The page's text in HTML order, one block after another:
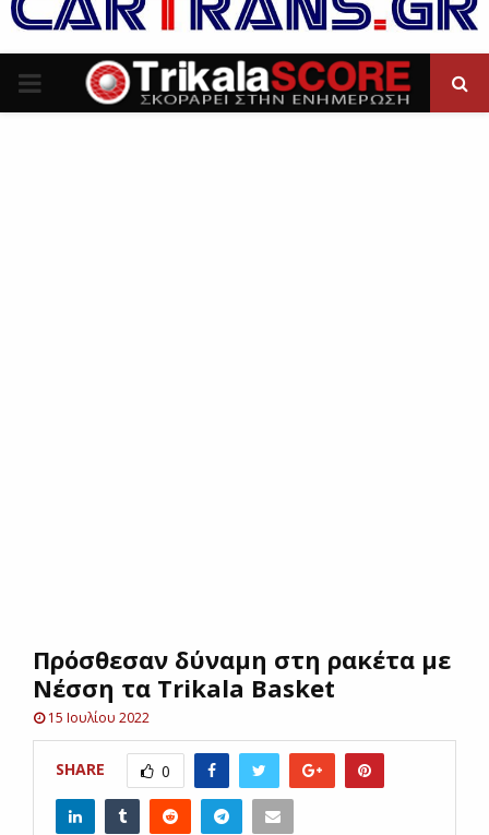
P
UΠρόσθεσαν δύναμη στη ρακέτα με
Νέσση τα Trikala Basket
15 Ιουλίου 2022
SHARE 0